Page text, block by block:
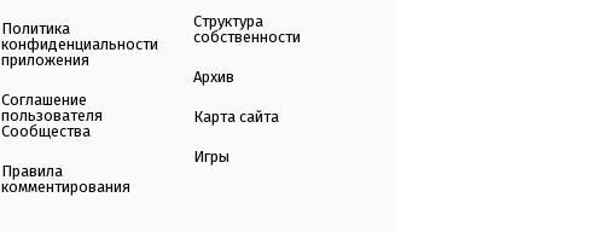
Политика
конфиденциальности
приложения
Соглашение
пользователя
Сообщества
Правила
комментирования
Структура
собственности
Архив
Карта сайта
Игры